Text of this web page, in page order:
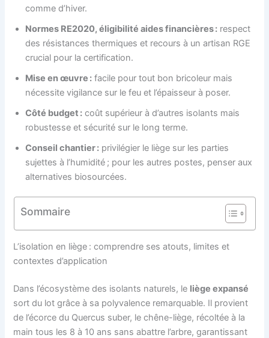
comme d’hiver.
Normes RE2020, éligibilité aides financières : respect
des résistances thermiques et recours à un artisan RGE
crucial pour la certification.
Mise en œuvre : facile pour tout bon bricoleur mais
nécessite vigilance sur le feu et l’épaisseur à poser.
Côté budget : coût supérieur à d’autres isolants mais
robustesse et sécurité sur le long terme.
Conseil chantier : privilégier le liège sur les parties
sujettes à l’humidité ; pour les autres postes, penser aux
alternatives biosourcées.
Sommaire
L’isolation en liège : comprendre ses atouts, limites et
contextes d’application
Dans l’écosystème des isolants naturels, le liège expansé
sort du lot grâce à sa polyvalence remarquable. Il provient
de l’écorce du Quercus suber, le chêne-liège, récoltée à la
main tous les 8 à 10 ans sans abattre l’arbre, garantissant